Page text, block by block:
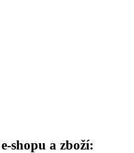
shopu a zboží: